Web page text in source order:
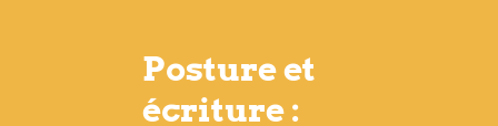
Posture et
écriture :